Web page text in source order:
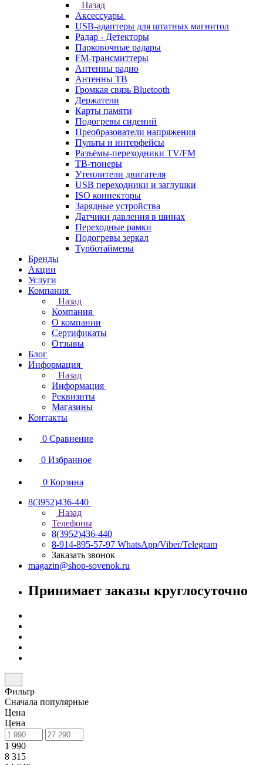
Назад
Аксессуары
USB-адаптеры для штатных магнитол
Радар - Детекторы
Парковочные радары
FM-трансмиттеры
Антенны радио
Антенны ТВ
Громкая связь Bluetooth
Держатели
Карты памяти
Подогревы сидений
Преобразователи напряжения
Пульты и интерфейсы
Разъёмы-переходники TV/FM
ТВ-тюнеры
Утеплители двигателя
USB переходники и заглушки
ISO коннекторы
Зарядные устройства
Датчики давления в шинах
Переходные рамки
Подогревы зеркал
Турботаймеры
Бренды
Акции
Услуги
Компания
Назад
Компания
О компании
Сертификаты
Отзывы
Блог
Информация
Назад
Информация
Реквизиты
Магазины
Контакты
0 Сравнение
0 Избранное
0 Корзина
8(3952)436-440
Назад
Телефоны
8(3952)436-440
8-914-895-57-97 WhatsApp/Viber/Telegram
Заказать звонок
magazin@shop-sovenok.ru
Принимает заказы круглосуточно
Фильтр
Сначала популярные
Цена
Цена
1 990
8 315